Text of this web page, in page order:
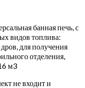
банная печь, с
видов топлива:
для получения
отделения,
м3
не входит и